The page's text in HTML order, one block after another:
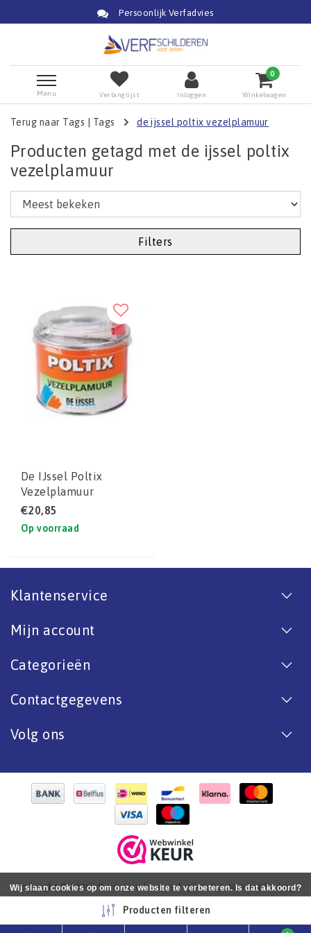
Persoonlijk Verfadvies
Menu Verlanglijst Inloggen
0
Winkelwagen
Terug naar Tags Tags de ijssel poltix vezelplamuur
Producten getagd met de ijssel poltix
vezelplamuur
Filters
De IJssel Poltix
Vezelplamuur
€20,85
Op voorraad
Klantenservice
Mijn account
Categorieën
Contactgegevens
Volg ons
Copyright © 2026 - De online bootverf specialist. Van antifouling
tot aflak. - All rights reserved - RealizationInStijl Media
Producten filteren
Wij slaan cookies op om onze website te verbeteren. Is dat akkoord?
Nee Meer over cookies »